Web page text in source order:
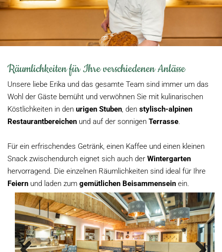
Räumlichkeiten für Ihre verschiedenen Anlässe
Unsere liebe Erika und das gesamte Team sind immer um das
Wohl der Gäste bemüht und verwöhnen Sie mit kulinarischen
Köstlichkeiten in den urigen Stuben, den stylisch-alpinen
Restaurantbereichen und auf der sonnigen Terrasse.
Für ein erfrischendes Getränk, einen Kaffee und einen kleinen
Snack zwischendurch eignet sich auch der Wintergarten
hervorragend. Die einzelnen Räumlichkeiten sind ideal für Ihre
Feiern und laden zum gemütlichen Beisammensein ein.